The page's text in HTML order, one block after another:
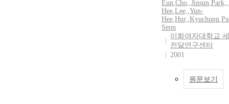
Eun,Cho,,Jinsun,Park,,
Hee,Lee,,Yun-
Hee,Hur,,Kyuchung,
Seon
이화여자대학교
전달연구센터
2001
원문보기